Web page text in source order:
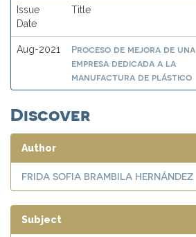
Issue
Date
Title
Aug-2021
Proceso de mejora de una
empresa dedicada a la
manufactura de plástico
Discover
Author
FRIDA SOFIA BRAMBILA HERNÁNDEZ
Subject